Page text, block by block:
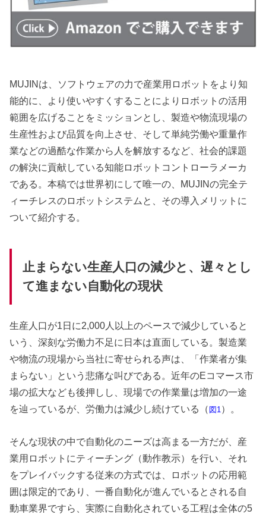
MUJINは、ソフトウェアの力で産業用ロボットをより知
能的に、より使いやすくすることによりロボットの活用
範囲を広げることをミッションとし、製造や物流現場の
生産性および品質を向上させ、そして単純労働や重量作
業などの過酷な作業から人を解放するなど、社会的課題
の解決に貢献している知能ロボットコントローラメーカ
である。本稿では世界初にして唯一の、MUJINの完全テ
ィーチレスのロボットシステムと、その導入メリットに
ついて紹介する。
止まらない生産人口の減少と、遅々とし
て進まない自動化の現状
生産人口が1日に2,000人以上のペースで減少していると
いう、深刻な労働力不足に日本は直面している。製造業
や物流の現場から当社に寄せられる声は、「作業者が集
まらない」という悲痛な叫びである。近年のEコマース市
場の拡大なども後押しし、現場での作業量は増加の一途
を辿っているが、労働力は減少し続けている（ 図1）。
そんな現状の中で自動化のニーズは高まる一方だが、産
業用ロボットにティーチング（動作教示）を行い、それ
をプレイバックする従来の方式では、ロボットの応用範
囲は限定的であり、一番自動化が進んでいるとされる自
動車業界ですら、実際に自動化されている工程は全体の5